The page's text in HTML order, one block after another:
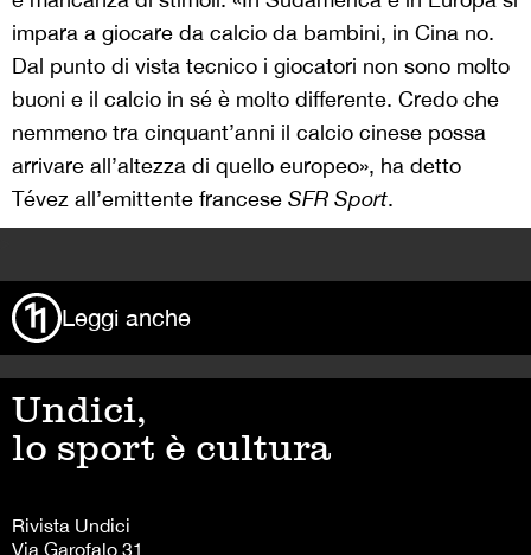
impara a giocare da calcio da bambini, in Cina no.
Dal punto di vista tecnico i giocatori non sono molto
buoni e il calcio in sé è molto differente. Credo che
nemmeno tra cinquant’anni il calcio cinese possa
arrivare all’altezza di quello europeo», ha detto
Tévez all’emittente francese SFR Sport.
Leggi anche
Undici,
lo sport è cultura
Rivista Undici
Via Garofalo 31